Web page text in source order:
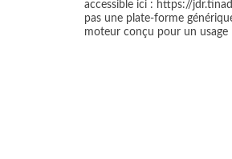
accessible ici : https://
pas une plate-forme
moteur conçu pour un usage